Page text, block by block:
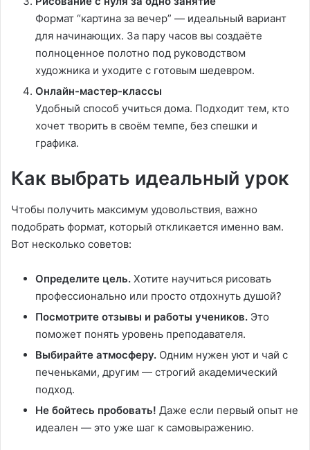
Формат “картина за вечер” — идеальный вариант
для начинающих. За пару часов вы создаёте
полноценное полотно под руководством
художника и уходите с готовым шедевром.
Онлайн-мастер-классы
Удобный способ учиться дома. Подходит тем, кто
хочет творить в своём темпе, без спешки и
графика.
Как выбрать идеальный урок
Чтобы получить максимум удовольствия, важно
подобрать формат, который откликается именно вам.
Вот несколько советов:
Определите цель. Хотите научиться рисовать
профессионально или просто отдохнуть душой?
Посмотрите отзывы и работы учеников. Это
поможет понять уровень преподавателя.
Выбирайте атмосферу. Одним нужен уют и чай с
печеньками, другим — строгий академический
подход.
Не бойтесь пробовать! Даже если первый опыт не
идеален — это уже шаг к самовыражению.